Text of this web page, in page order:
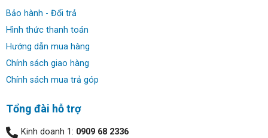
hoặc máy tính bảng giống Microsoft Surface.Không
G2 là một chiếc máy tính bảng có thể tách rời có sự khác
biệt lớn khi được sử dụng ở chế độ tablet.Chỉ nặng vỏn
vẹn 1.2 kg với bàn phím kèm theo, “sống” được liên tục
trong 11 tiếng và sạc đầy 50% trong vòng nửa tiếng đồng
Bảo hành - Đổi trả
Hình thức thanh toán
Hướng dẫn mua hàng
Chính sách giao hàng
Chính sách mua trả góp
Tổng đài hỗ trợ
Kinh doanh 1: 0909 68 2336